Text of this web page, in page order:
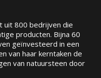
uit 800 bedrijven die
producten. Bijna 60
geïnvesteerd in een
van haar kerntaken de
van natuursteen door